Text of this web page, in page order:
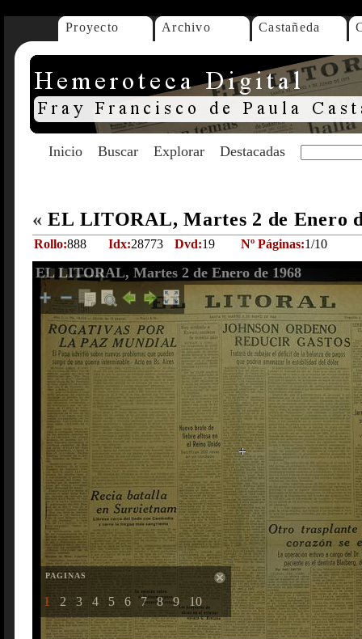
Proyecto Archivo Castañeda
Inicio Buscar Explorar Destacadas
« EL LITORAL, Martes 2 de Enero
Rollo:888 Idx:28773 Dvd:19 Nº Páginas:1/10
EL LITORAL, Martes 2 de Enero de 1968
PAGINAS
1 2 3 4 5 6 7 8 9 10